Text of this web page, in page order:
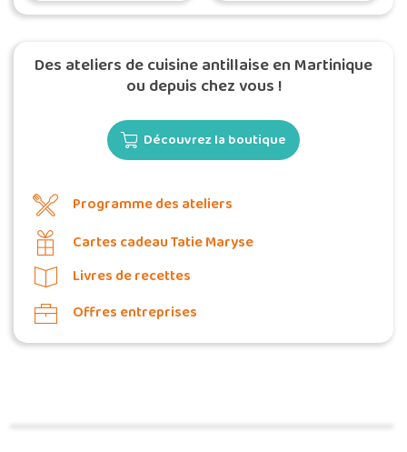
Des ateliers de cuisine antillaise en Martinique
ou depuis chez vous !
Découvrez la boutique
Programme des ateliers
Cartes cadeau Tatie Maryse
Livres de recettes
Offres entreprises